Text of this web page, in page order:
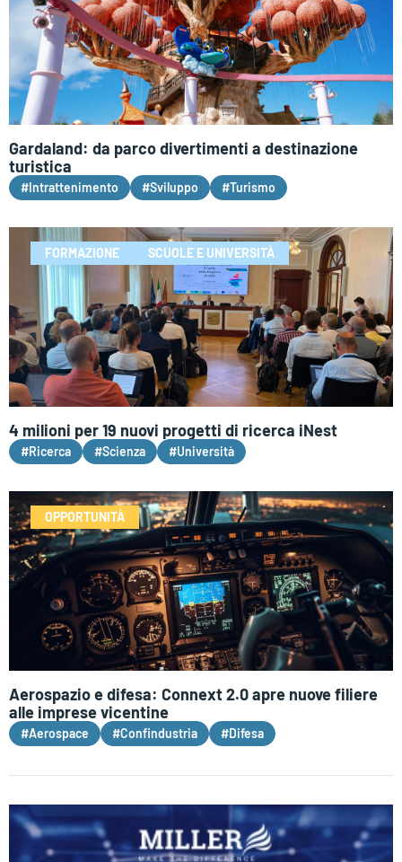
Gardaland: da parco divertimenti a destinazione
turistica
#Intrattenimento #Sviluppo #Turismo
FORMAZIONE SCUOLE E UNIVERSITÀ
4 milioni per 19 nuovi progetti di ricerca iNest
#Ricerca #Scienza #Università
OPPORTUNITÀ
Aerospazio e difesa: Connext 2.0 apre nuove filiere
alle imprese vicentine
#Aerospace #Confindustria #Difesa